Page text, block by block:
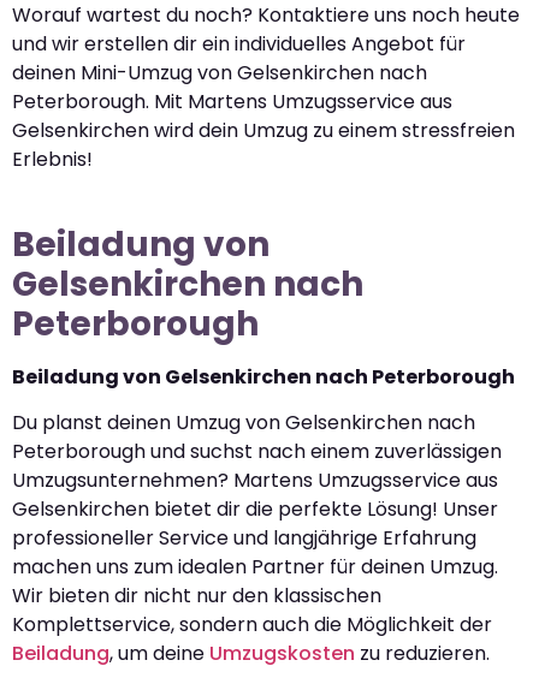
Worauf wartest du noch? Kontaktiere uns noch heute
und wir erstellen dir ein individuelles Angebot für
deinen Mini-Umzug von Gelsenkirchen nach
Peterborough. Mit Martens Umzugsservice aus
Gelsenkirchen wird dein Umzug zu einem stressfreien
Erlebnis!
Beiladung von
Gelsenkirchen nach
Peterborough
Beiladung von Gelsenkirchen nach Peterborough
Du planst deinen Umzug von Gelsenkirchen nach
Peterborough und suchst nach einem zuverlässigen
Umzugsunternehmen? Martens Umzugsservice aus
Gelsenkirchen bietet dir die perfekte Lösung! Unser
professioneller Service und langjährige Erfahrung
machen uns zum idealen Partner für deinen Umzug.
Wir bieten dir nicht nur den klassischen
Komplettservice, sondern auch die Möglichkeit der
Beiladung, um deine Umzugskosten zu reduzieren.